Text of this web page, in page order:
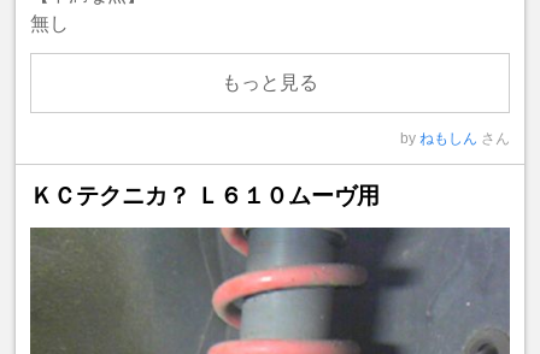
無し
もっと見る
by ねもしん さん
ＫＣテクニカ？ Ｌ６１０ムーヴ用